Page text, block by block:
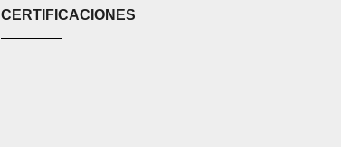
CERTIFICACIONES